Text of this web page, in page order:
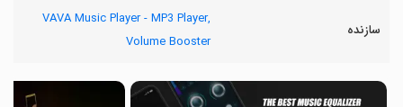
سازنده
VAVA Music Player - MP3 Player,
Volume Booster